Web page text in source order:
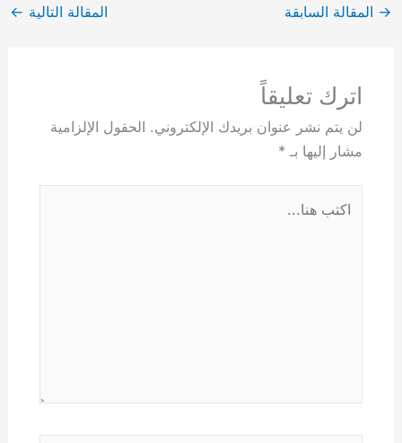
→ المقالة السابقة المقالة التالية ←
اترك تعليقاً
لن يتم نشر عنوان بريدك الإلكتروني. الحقول الإلزامية
مشار إليها بـ *
هنا...